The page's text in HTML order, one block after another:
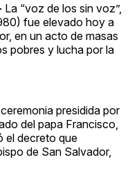
La “voz de los sin voz”,
fue elevado hoy a
en un acto de masas
pobres y lucha por la
presidida por
del papa Francisco,
el decreto que
de San Salvador,